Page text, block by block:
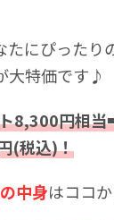
たにぴったり
大特価です♪
8,300円相
(税込)！
中身はココ